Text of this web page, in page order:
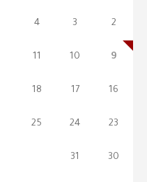
2
3
4
9
10
11
16
17
18
23
24
25
30
31